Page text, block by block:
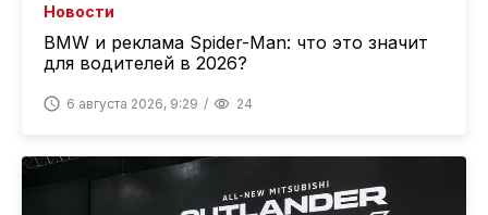
Новости
BMW и реклама Spider-Man: что это значит
для водителей в 2026?
6 августа 2026, 9:29 24